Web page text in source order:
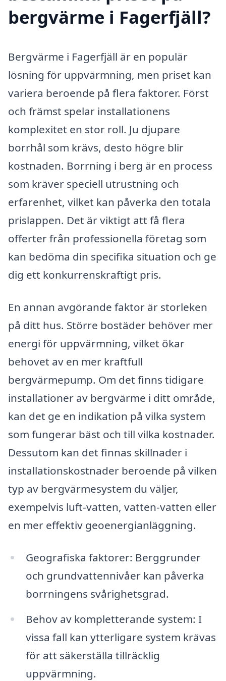
bergvärme i Fagerfjäll?
Bergvärme i Fagerfjäll är en populär
lösning för uppvärmning, men priset kan
variera beroende på flera faktorer. Först
och främst spelar installationens
komplexitet en stor roll. Ju djupare
borrhål som krävs, desto högre blir
kostnaden. Borrning i berg är en process
som kräver speciell utrustning och
erfarenhet, vilket kan påverka den totala
prislappen. Det är viktigt att få flera
offerter från professionella företag som
kan bedöma din specifika situation och ge
dig ett konkurrenskraftigt pris.
En annan avgörande faktor är storleken
på ditt hus. Större bostäder behöver mer
energi för uppvärmning, vilket ökar
behovet av en mer kraftfull
bergvärmepump. Om det finns tidigare
installationer av bergvärme i ditt område,
kan det ge en indikation på vilka system
som fungerar bäst och till vilka kostnader.
Dessutom kan det finnas skillnader i
installationskostnader beroende på vilken
typ av bergvärmesystem du väljer,
exempelvis luft-vatten, vatten-vatten eller
en mer effektiv geoenergianläggning.
Geografiska faktorer: Berggrunder
och grundvattennivåer kan påverka
borrningens svårighetsgrad.
Behov av kompletterande system: I
vissa fall kan ytterligare system krävas
för att säkerställa tillräcklig
uppvärmning.